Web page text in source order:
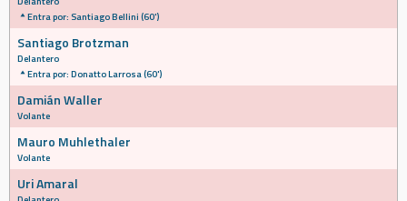
Entra por: Santiago Bellini (60')
Santiago Brotzman
Delantero
Entra por: Donatto Larrosa (60')
Damián Waller
Volante
Mauro Muhlethaler
Volante
Uri Amaral